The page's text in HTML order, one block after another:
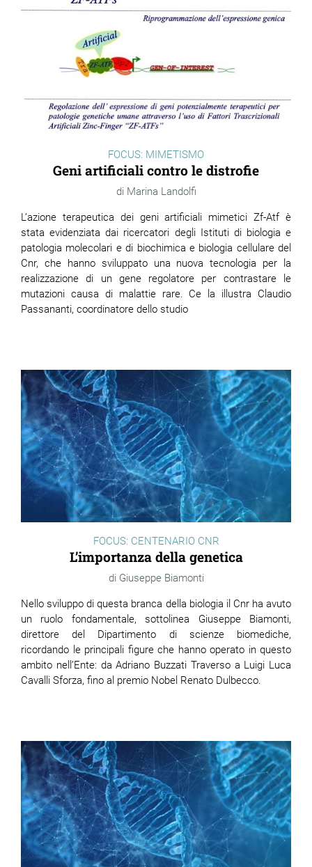
FOCUS: MIMETISMO
Geni artificiali contro le distrofie
Marina Landolfi
L’azione terapeutica dei geni artificiali mimetici Zf-Atf è
stata evidenziata dai ricercatori degli Istituti di biologia e
patologia molecolari e di biochimica e biologia cellulare del
Cnr, che hanno sviluppato una nuova tecnologia per la
realizzazione di un gene regolatore per contrastare le
mutazioni causa di malattie rare. Ce la illustra Claudio
Passananti, coordinatore dello studio
FOCUS: CENTENARIO CNR
L’importanza della genetica
Giuseppe Biamonti
Nello sviluppo di questa branca della biologia il Cnr ha avuto
un ruolo fondamentale, sottolinea Giuseppe Biamonti,
direttore del Dipartimento di scienze biomediche,
ricordando le principali figure che hanno operato in questo
ambito nell’Ente: da Adriano Buzzati Traverso a Luigi Luca
Cavalli Sforza, fino al premio Nobel Renato Dulbecco.